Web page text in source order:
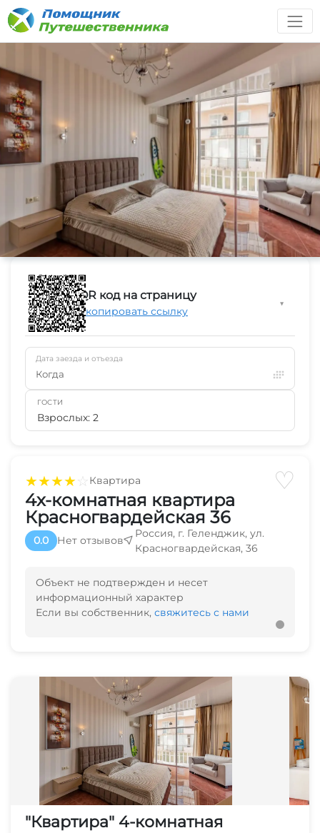
★★★★☆Квартира ♡
4х-комнатная квартира
Красногвардейская 36
0.0 Нет отзывов
Россия, г. Геленджик, ул.
Красногвардейская, 36
Объект не подтвержден и несет
информационный характер
Если вы собственник, свяжитесь с нами
"Квартира" 4-комнатная
QR код на страницу
Скопировать ссылку
▼
Дата заезда и отъезда
Когда
ГОСТИ
Взрослых: 2